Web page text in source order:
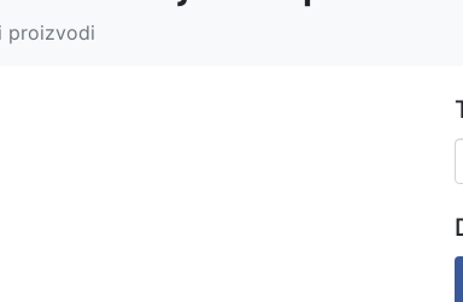
proizvodi